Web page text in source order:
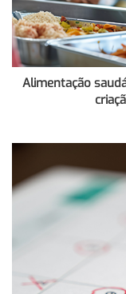
Alimentação